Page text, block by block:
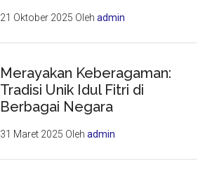
21 Oktober 2025 Olehadmin
Merayakan Keberagaman:
Tradisi Unik Idul Fitri di
Berbagai Negara
31 Maret 2025 Olehadmin